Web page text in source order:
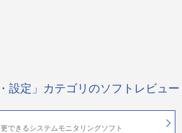
設定」カテゴリのソフトレビュー
できるシステムモニタリングソフト